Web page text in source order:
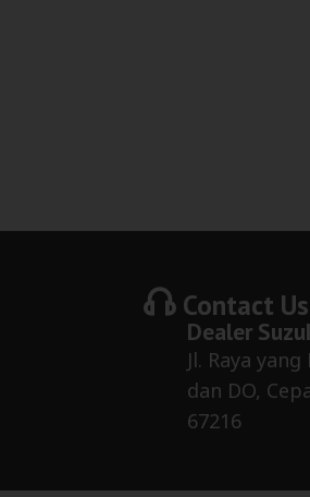
Contact Us
Dealer
Jl. Raya
dan DO,
67216